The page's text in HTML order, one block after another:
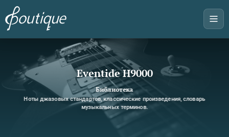
Eventide H9000
Библиотека
Ноты джазовых стандартов, классические произведения, словарь
музыкальных терминов.